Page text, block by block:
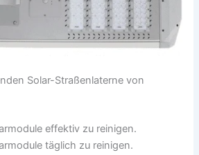
Solar-Straßenlaterne von
effektiv zu reinigen.
täglich zu reinigen.